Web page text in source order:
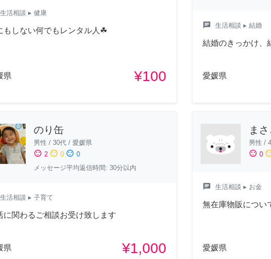
生活相談 ▸ 健康
もしない何でもレンタル人☘
県 ¥100
chat 生活相談 ▸ 結婚
結婚のきっかけ、
愛媛県
のり缶
男性 / 30代 / 愛媛県
sentiment_satisfied 2 sentiment_neutral 0 sentiment_dissatisfied 0
メッセージ平均返信時間: 30分以内
生活相談 ▸ 子育て
に関わるご相談お受け致します
県 ¥1,000
ま
男性 /
sentiment_satisfied 0
chat 生活相談 ▸ お金
無在庫物販につい
愛媛県